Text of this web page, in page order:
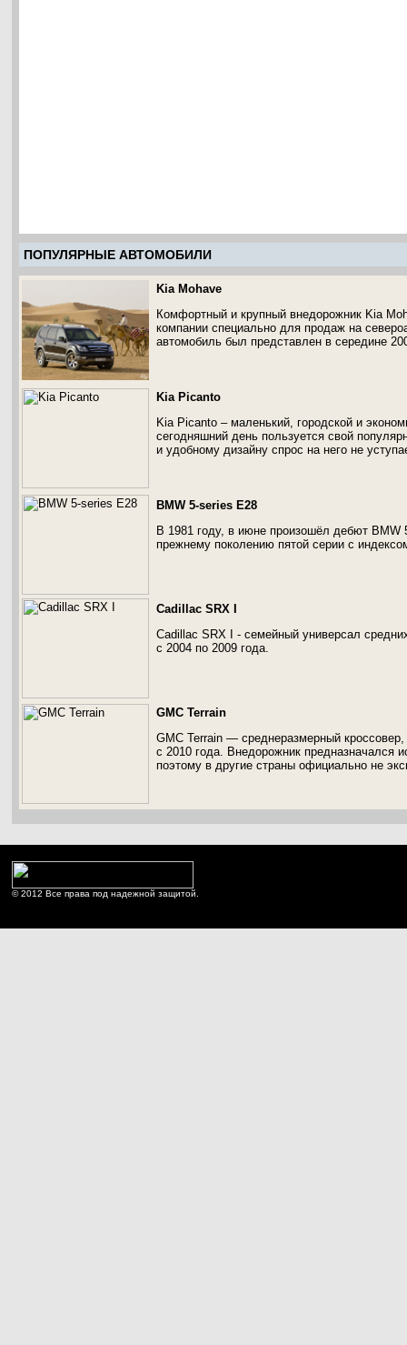
ПОПУЛЯРНЫЕ АВТОМОБИЛИ
Kia Mohave
Комфортный и крупный внедорожник Kia
компании специально для продаж на
автомобиль был представлен в середине
Kia Picanto
Kia Picanto – маленький, городской и
сегодняшний день пользуется свой
и удобному дизайну спрос на него не
BMW 5-series E28
В 1981 году, в июне произошёл дебют
прежнему поколению пятой серии с
Cadillac SRX I
Cadillac SRX I - семейный универсал
с 2004 по 2009 года.
GMC Terrain
GMC Terrain — среднеразмерный
с 2010 года. Внедорожник предназначался
поэтому в другие страны официально не
© 2012 Все права под надежной защитой.